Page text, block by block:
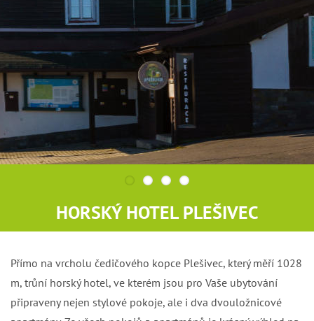
HORSKÝ HOTEL PLEŠIVEC
Přímo na vrcholu čedičového kopce Plešivec, který měří 1028
m, trůní horský hotel, ve kterém jsou pro Vaše ubytování
připraveny nejen stylové pokoje, ale i dva dvouložnicové